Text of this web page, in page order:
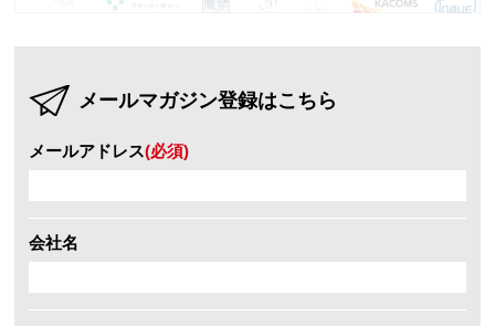
メールマガジン登録はこちら
メールアドレス(必須)
会社名